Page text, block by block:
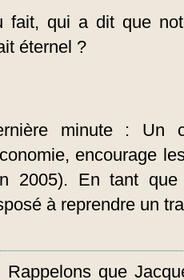
fait, qui a dit que
éternel ?
minute : Un
encourage
2005). En tant
à reprendre un
Rappelons que